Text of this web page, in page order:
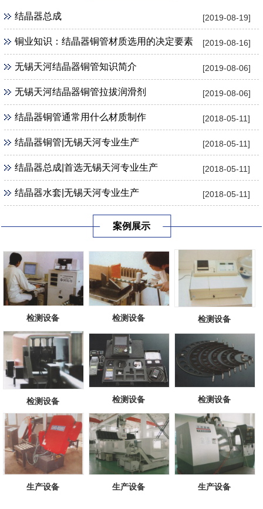
[2019-08-19]
结晶器总成
[2019-08-16]
铜业知识：结晶器铜管材质选用的决定要素
[2019-08-06]
无锡天河结晶器铜管知识简介
[2019-08-06]
无锡天河结晶器铜管拉拔润滑剂
[2018-05-11]
结晶器铜管通常用什么材质制作
[2018-05-11]
结晶器铜管|无锡天河专业生产
[2018-05-11]
结晶器总成|首选无锡天河专业生产
[2018-05-11]
结晶器水套|无锡天河专业生产
案例展示
检测设备 检测设备 检测设备
检测设备 检测设备 检测设备
生产设备 生产设备 生产设备